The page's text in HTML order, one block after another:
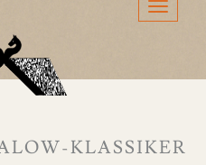
KLASSIKER